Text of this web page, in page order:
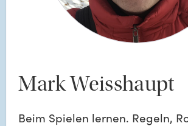
Mark Weisshaupt
Beim Spielen lernen. Regeln,